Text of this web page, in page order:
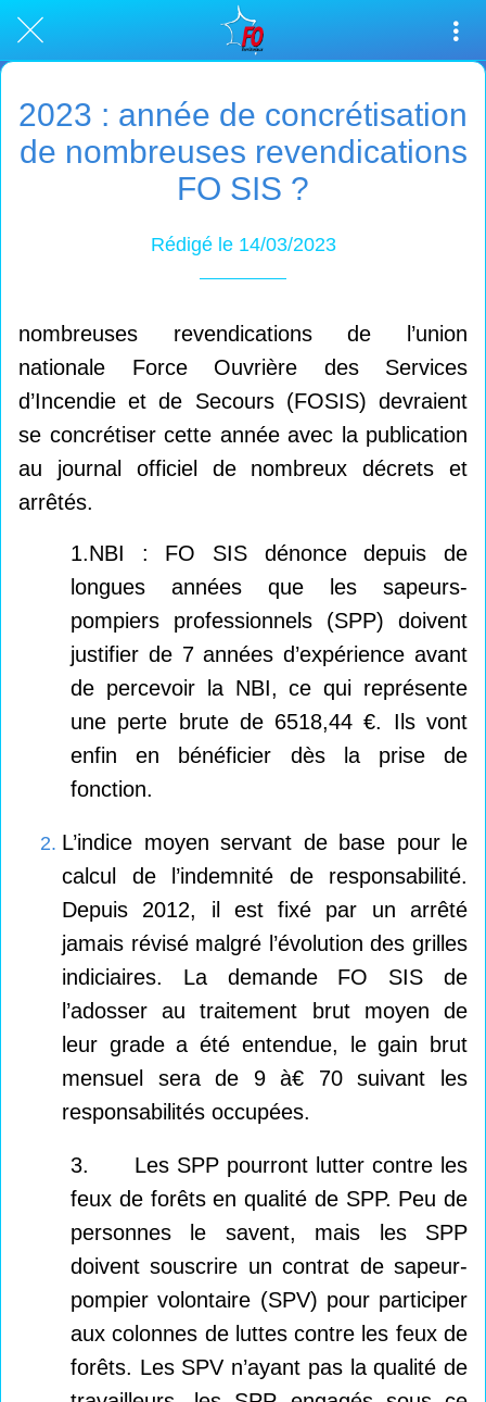
2023 : année de concrétisation
de nombreuses revendications
FO SIS ?
Rédigé le 14/03/2023
nombreuses revendications de l’union
nationale Force Ouvrière des Services
d’Incendie et de Secours (FOSIS) devraient
se concrétiser cette année avec la publication
au journal officiel de nombreux décrets et
arrêtés.
1.NBI : FO SIS dénonce depuis de
longues années que les sapeurs-
pompiers professionnels (SPP) doivent
justifier de 7 années d’expérience avant
de percevoir la NBI, ce qui représente
une perte brute de 6518,44 €. Ils vont
enfin en bénéficier dès la prise de
fonction.
L’indice moyen servant de base pour le
calcul de l’indemnité de responsabilité.
Depuis 2012, il est fixé par un arrêté
jamais révisé malgré l’évolution des grilles
indiciaires. La demande FO SIS de
l’adosser au traitement brut moyen de
leur grade a été entendue, le gain brut
mensuel sera de 9 à
70 €suivant les
responsabilités occupées.
3. Les SPP pourront lutter contre les
feux de forêts en qualité de SPP. Peu de
personnes le savent, mais les SPP
doivent souscrire un contrat de sapeur-
pompier volontaire (SPV) pour participer
aux colonnes de luttes contre les feux de
forêts. Les SPV n’ayant pas la qualité de